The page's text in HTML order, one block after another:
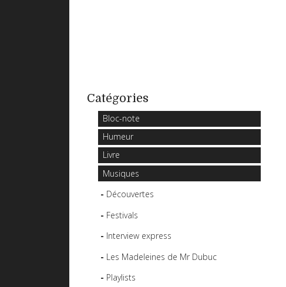
Catégories
Bloc-note
Humeur
Livre
Musiques
Découvertes
Festivals
Interview express
Les Madeleines de Mr Dubuc
Playlists